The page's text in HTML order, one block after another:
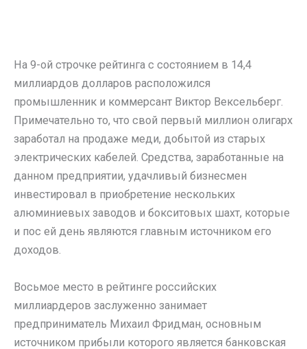
На 9-ой строчке рейтинга с состоянием в 14,4
миллиардов долларов расположился
промышленник и коммерсант Виктор Вексельберг.
Примечательно то, что свой первый миллион олигарх
заработал на продаже меди, добытой из старых
электрических кабелей. Средства, заработанные на
данном предприятии, удачливый бизнесмен
инвестировал в приобретение нескольких
алюминиевых заводов и бокситовых шахт, которые
и пос ей день являются главным источником его
доходов.
Восьмое место в рейтинге российских
миллиардеров заслуженно занимает
предприниматель Михаил Фридман, основным
источником прибыли которого является банковская